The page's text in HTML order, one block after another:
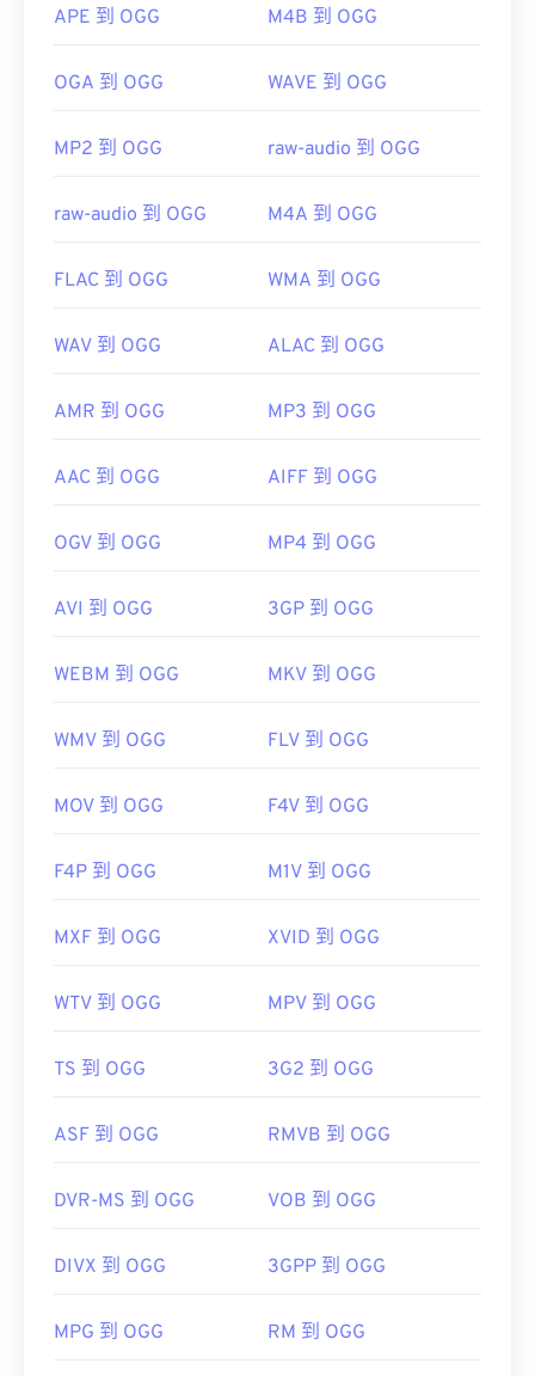
https://xiph.org/vorbis/
APE 到 OGG M4B 到 OGG
OGA 到 OGG WAVE 到 OGG
MP2 到 OGG raw-audio 到 OGG
raw-audio 到 OGG M4A 到 OGG
FLAC 到 OGG WMA 到 OGG
WAV 到 OGG ALAC 到 OGG
AMR 到 OGG MP3 到 OGG
AAC 到 OGG AIFF 到 OGG
OGV 到 OGG MP4 到 OGG
AVI 到 OGG 3GP 到 OGG
WEBM 到 OGG MKV 到 OGG
WMV 到 OGG FLV 到 OGG
MOV 到 OGG F4V 到 OGG
F4P 到 OGG M1V 到 OGG
MXF 到 OGG XVID 到 OGG
WTV 到 OGG MPV 到 OGG
TS 到 OGG 3G2 到 OGG
ASF 到 OGG RMVB 到 OGG
DVR-MS 到 OGG VOB 到 OGG
DIVX 到 OGG 3GPP 到 OGG
MPG 到 OGG RM 到 OGG